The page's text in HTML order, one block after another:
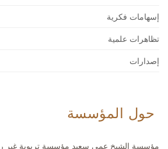
إسهامات فكرية
تظاهرات علمية
إصدارات
حول المؤسسة
مؤسسة الشيخ عمي سعيد مؤسسة تربوية غير